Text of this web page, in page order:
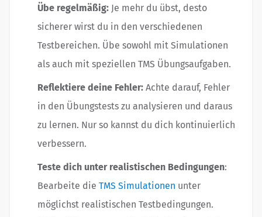
Übe regelmäßig: Je mehr du übst, desto
sicherer wirst du in den verschiedenen
Testbereichen. Übe sowohl mit Simulationen
als auch mit speziellen TMS Übungsaufgaben.
Reflektiere deine Fehler: Achte darauf, Fehler
in den Übungstests zu analysieren und daraus
zu lernen. Nur so kannst du dich kontinuierlich
verbessern.
Teste dich unter realistischen Bedingungen:
Bearbeite die TMS Simulationen unter
möglichst realistischen Testbedingungen.